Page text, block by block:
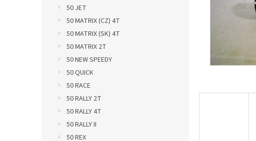
50 JET
50 MATRIX (CZ) 4T
50 MATRIX (SK) 4T
50 MATRIX 2T
50 NEW SPEEDY
50 QUICK
50 RACE
50 RALLY 2T
50 RALLY 4T
50 RALLY II
50 REX